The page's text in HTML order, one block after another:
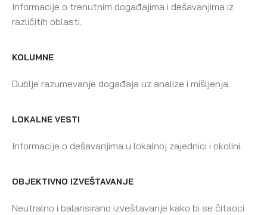
Informacije o trenutnim događajima i dešavanjima iz
različitih oblasti.
KOLUMNE
Dublje razumevanje događaja uz analize i mišljenja.
LOKALNE VESTI
Informacije o dešavanjima u lokalnoj zajednici i okolini.
OBJEKTIVNO IZVEŠTAVANJE
Neutralno i balansirano izveštavanje kako bi se čitaoci